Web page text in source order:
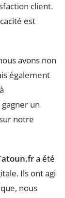
client.
est
avons non
également
un
notre
a été
Ils ont agi
nous